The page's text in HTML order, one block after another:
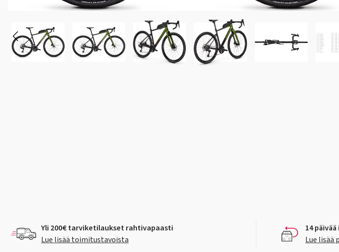
Yli 200€ tarviketilaukset rahtivapaasti
Lue lisää toimitustavoista
14
Lue lisää